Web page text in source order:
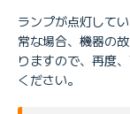
ランプが点灯して
常な場合、機器の
りますので、再度
ください。